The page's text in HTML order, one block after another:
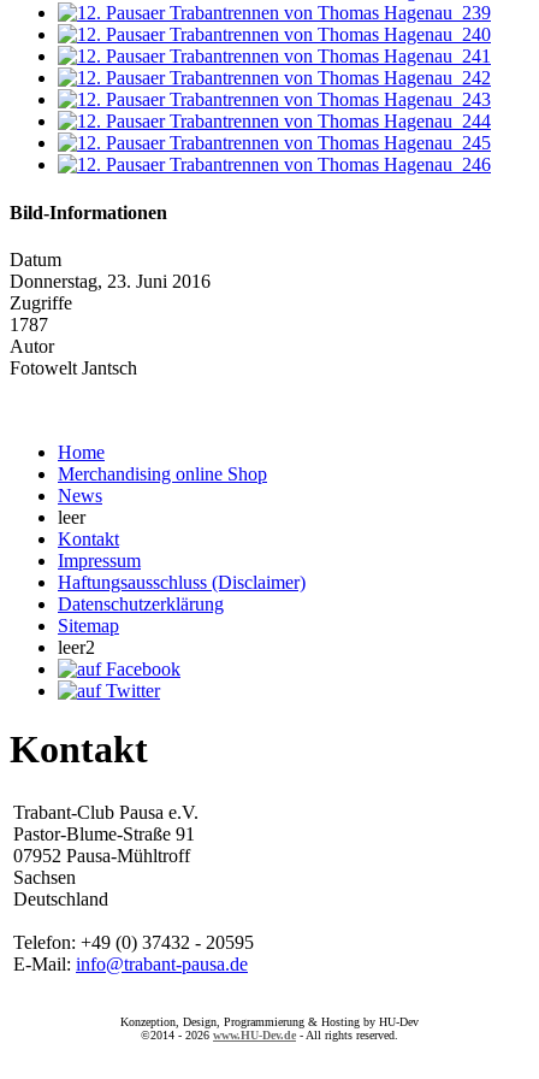
Bild-Informationen
Datum
Donnerstag, 23. Juni 2016
Zugriffe
1787
Autor
Fotowelt Jantsch
Home
Merchandising online Shop
News
leer
Kontakt
Impressum
Haftungsausschluss (Disclaimer)
Datenschutzerklärung
Sitemap
leer2
Kontakt
Trabant-Club Pausa e.V.
Pastor-Blume-Straße 91
07952 Pausa-Mühltroff
Sachsen
Deutschland
Telefon: +49 (0) 37432 - 20595
E-Mail: info@trabant-pausa.de
Konzeption, Design, Programmierung & Hosting by HU-Dev
©2014 - 2026 www.HU-Dev.de - All rights reserved.